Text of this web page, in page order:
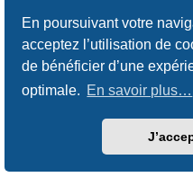
En poursuivant votre
acceptez l’utilisation de
de bénéficier d’une
optimale. En savoir plus…